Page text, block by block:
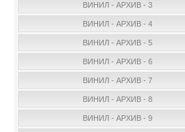
ВИНИЛ - АРХИВ - 3
ВИНИЛ - АРХИВ - 4
ВИНИЛ - АРХИВ - 5
ВИНИЛ - АРХИВ - 6
ВИНИЛ - АРХИВ - 7
ВИНИЛ - АРХИВ - 8
ВИНИЛ - АРХИВ - 9